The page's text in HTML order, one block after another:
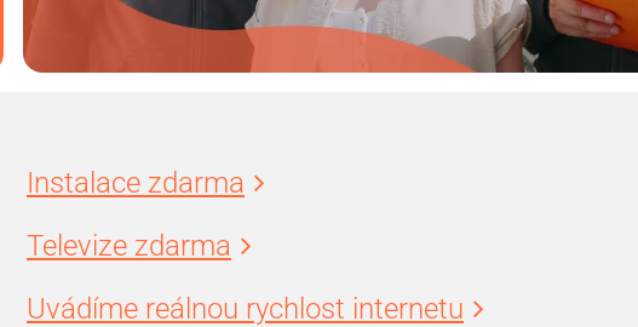
Instalace zdarma
Televize zdarma
Uvádíme reálnou rychlost internetu